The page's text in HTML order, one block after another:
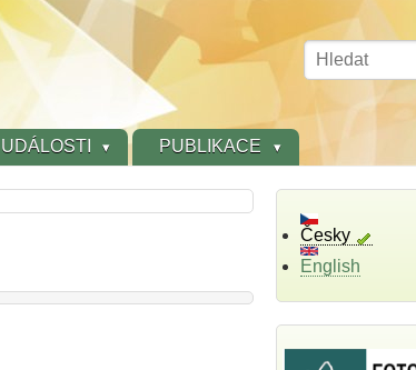
Hledat
PUBLIKACE
Česky
English